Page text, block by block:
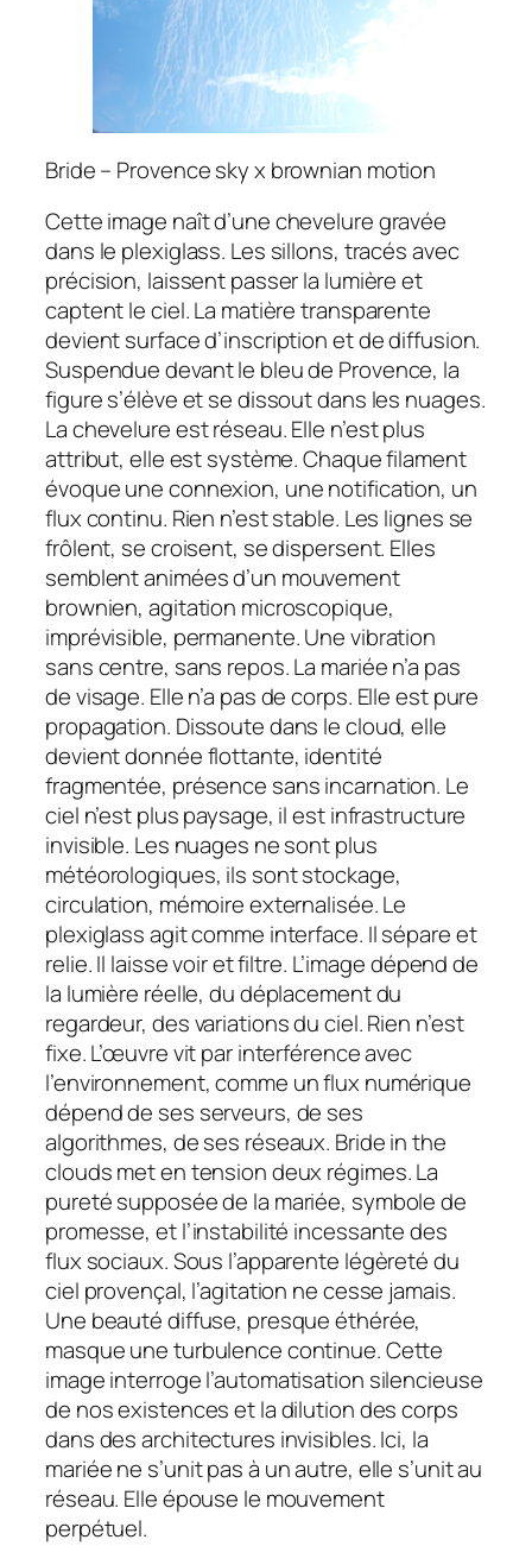
Bride– Provence sky x brownian motion
Cette image naît d’une chevelure gravée
dans le plexiglass. Les sillons, tracés avec
précision, laissent passer la lumière et
captent le ciel. La matière transparente
devient surface d’inscription et de diffusion.
Suspendue devant le bleu de Provence, la
figure s’élève et se dissout dans les nuages.
La chevelure est réseau. Elle n’est plus
attribut, elle est système. Chaque filament
évoque une connexion, une notification, un
flux continu. Rien n’est stable. Les lignes se
frôlent, se croisent, se dispersent. Elles
semblent animées d’un mouvement
brownien, agitation microscopique,
imprévisible, permanente. Une vibration
sans centre, sans repos. La mariée n’a pas
de visage. Elle n’a pas de corps. Elle est pure
propagation. Dissoute dans le cloud, elle
devient donnée flottante, identité
fragmentée, présence sans incarnation. Le
ciel n’est plus paysage, il est infrastructure
invisible. Les nuages ne sont plus
météorologiques, ils sont stockage,
circulation, mémoire externalisée. Le
plexiglass agit comme interface. Il sépare et
relie. Il laisse voir et filtre. L’image dépend de
la lumière réelle, du déplacement du
regardeur, des variations du ciel. Rien n’est
fixe. L’œuvre vit par interférence avec
l’environnement, comme un flux numérique
dépend de ses serveurs, de ses
algorithmes, de ses réseaux. Bride in the
clouds met en tension deux régimes. La
pureté supposée de la mariée, symbole de
promesse, et l’instabilité incessante des
flux sociaux. Sous l’apparente légèreté du
ciel provençal, l’agitation ne cesse jamais.
Une beauté diffuse, presque éthérée,
masque une turbulence continue. Cette
image interroge l’automatisation silencieuse
de nos existences et la dilution des corps
dans des architectures invisibles. Ici, la
mariée ne s’unit pas à un autre, elle s’unit au
réseau. Elle épouse le mouvement
perpétuel.